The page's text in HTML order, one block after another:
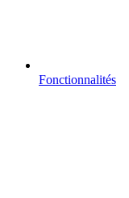
Fonctionnalités